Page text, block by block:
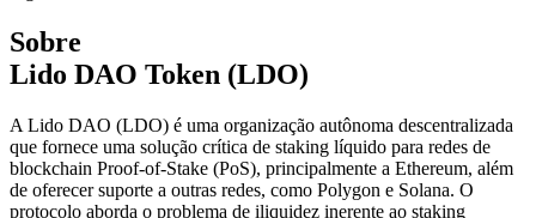
Sobre
Lido DAO Token (LDO)
A Lido DAO (LDO) é uma organização autônoma descentralizada
que fornece uma solução crítica de staking líquido para redes de
blockchain Proof-of-Stake (PoS), principalmente a Ethereum, além
de oferecer suporte a outras redes, como Polygon e Solana. O
protocolo aborda o problema de iliquidez inerente ao staking